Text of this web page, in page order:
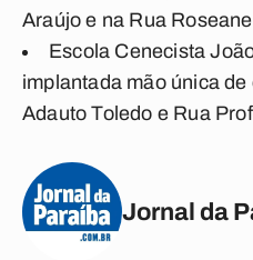
Araújo e na Rua
Escola Cenecista
implantada mão única
Adauto Toledo e Rua
Jornal da